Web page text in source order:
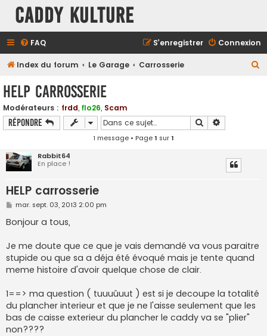
Caddy Kulture
FAQ Connexion
S’enregistrer
Index du forum Le Garage Carrosserie
HELP carrosserie
Modérateurs : frdd, flo26, Scam
Répondre Rechercher
1 message • Page1 sur1
Rabbit64
En place !
HELP carrosserie
M
s
s
g
e
mar. sept. 03, 2013 2:00 pm
Bonjour a tous,
Je me doute que ce que je vais demandé va vous paraitre
stupide ou que sa a déja été évoqué mais je tente quand
meme histoire d'avoir quelque chose de clair.
1==> ma question ( tuuuûuut ) est si je decoupe la totalité
du plancher interieur et que je ne l'aisse seulement que les
bas de caisse exterieur du plancher le caddy va se "plier"
non????